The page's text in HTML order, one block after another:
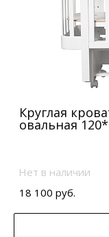
Круглая
овальная
Нет в наличии
18 100 руб.